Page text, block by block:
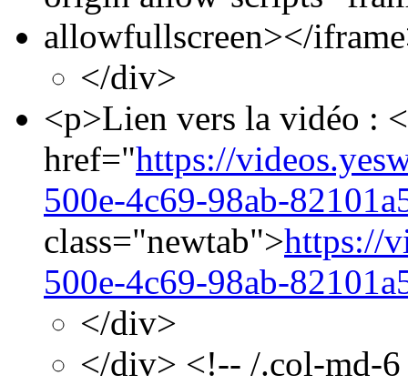
allowfullscreen></
</div>
<p>Lien vers la vidéo :
href="https://
500e-4c69-98ab-
class="newtab">https://
500e-4c69-98ab-
</div>
</div> <!-- /.col-md-